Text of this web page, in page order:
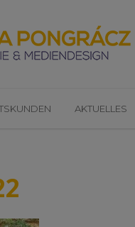
AKTUELLES